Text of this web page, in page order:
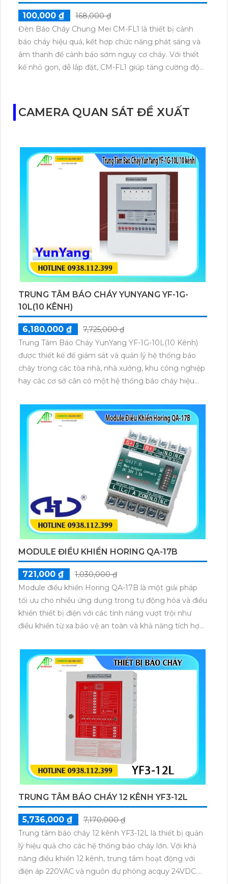
100,000 ₫
168,000 ₫
Đèn Báo Cháy Chung Mei CM-FL1 là thiết bị cảnh
báo cháy hiệu quả, kết hợp chức năng phát sáng và
âm thanh để cảnh báo sớm nguy cơ cháy. Với thiết
kế nhỏ gọn, dễ lắp đặt, CM-FL1 giúp tăng cường độ
CAMERA QUAN SÁT ĐỀ XUẤT
TRUNG TÂM BÁO CHÁY YUNYANG YF-1G-
10L(10 KÊNH)
6,180,000 ₫
7,725,000 ₫
Trung Tâm Báo Cháy YunYang YF-1G-10L(10 Kênh)
được thiết kế để giám sát và quản lý hệ thống báo
cháy trong các tòa nhà, nhà xưởng, khu công nghiệp
hay các cơ sở cần có một hệ thống báo cháy hiệu
kết nối và giám sát đồng thời nhiều thiết bị báo cháy
từ nhiều khu vực khác nhau muốn đảm bảo sự an
toàn tối đa cho con người và tài sản.
MODULE ĐIỀU KHIỂN HORING QA-17B
721,000 ₫
1,030,000 ₫
Module điều khiển Horing QA-17B là một giải pháp
tối ưu cho nhiều ứng dụng trong tự động hóa và điều
khiển thiết bị điện với các tính năng vượt trội như
điều khiển từ xa bảo vệ an toàn và khả năng tích hợp
kiệm chi phí nâng cao hiệu suất và độ chính xác
trong công việc.
TRUNG TÂM BÁO CHÁY 12 KÊNH YF3-12L
5,736,000 ₫
7,170,000 ₫
Trung tâm báo cháy 12 kênh YF3-12L là thiết bị quản
lý hiệu quả cho các hệ thống báo cháy lớn. Với khả
năng điều khiển 12 kênh, trung tâm hoạt động với
điện áp 220VAC và nguồn dự phòng acquy 24VDC.